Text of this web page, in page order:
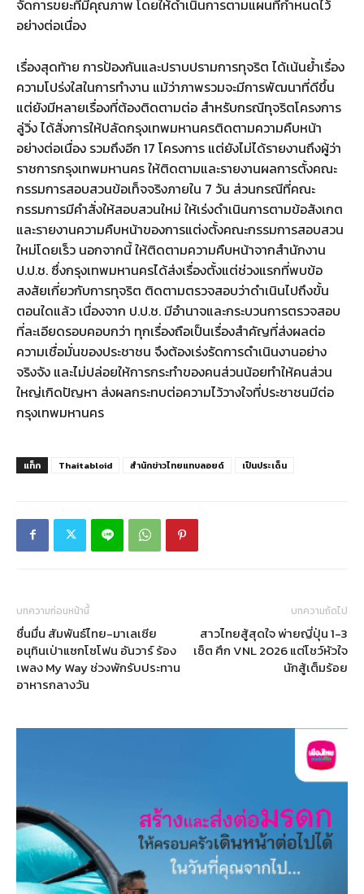
จัดการขยะที่มีคุณภาพ โดยให้ดำเนินการตามแผนที่กำหนดไว้
อย่างต่อเนื่อง
เรื่องสุดท้าย การป้องกันและปราบปรามการทุจริต ได้เน้นย้ำเรื่อง
ความโปร่งใสในการทำงาน แม้ว่าภาพรวมจะมีการพัฒนาที่ดีขึ้น
แต่ยังมีหลายเรื่องที่ต้องติดตามต่อ สำหรับกรณีทุจริตโครงการ
ลู่วิ่ง ได้สั่งการให้ปลัดกรุงเทพมหานครติดตามความคืบหน้า
อย่างต่อเนื่อง รวมถึงอีก 17 โครงการ แต่ยังไม่ได้รายงานถึงผู้ว่า
ราชการกรุงเทพมหานคร ให้ติดตามและรายงานผลการตั้งคณะ
กรรมการสอบสวนข้อเท็จจริงภายใน 7 วัน ส่วนกรณีที่คณะ
กรรมการมีคำสั่งให้สอบสวนใหม่ ให้เร่งดำเนินการตามข้อสังเกต
และรายงานความคืบหน้าของการแต่งตั้งคณะกรรมการสอบสวน
ใหม่โดยเร็ว นอกจากนี้ ให้ติดตามความคืบหน้าจากสำนักงาน
ป.ป.ช. ซึ่งกรุงเทพมหานครได้ส่งเรื่องตั้งแต่ช่วงแรกที่พบข้อ
สงสัยเกี่ยวกับการทุจริต ติดตามตรวจสอบว่าดำเนินไปถึงขั้น
ตอนใดแล้ว เนื่องจาก ป.ป.ช. มีอำนาจและกระบวนการตรวจสอบ
ที่ละเอียดรอบคอบกว่า ทุกเรื่องถือเป็นเรื่องสำคัญที่ส่งผลต่อ
ความเชื่อมั่นของประชาชน จึงต้องเร่งรัดการดำเนินงานอย่าง
จริงจัง และไม่ปล่อยให้การกระทำของคนส่วนน้อยทำให้คนส่วน
ใหญ่เกิดปัญหา ส่งผลกระทบต่อความไว้วางใจที่ประชาชนมีต่อ
กรุงเทพมหานคร
แท็ก Thaitabloid สำนักข่าวไทยแทบลอยด์ เป็นประเด็น
บทความก่อนหน้านี้
ชื่นมื่น สัมพันธ์ไทย-มาเลเซีย
อนุทินเป่าแซกโซโฟน อันวาร์ ร้อง
เพลง My Way ช่วงพักรับประทาน
อาหารกลางวัน
บทความถัดไป
สาวไทยสู้สุดใจ พ่ายญี่ปุ่น 1-3
เซ็ต ศึก VNL 2026 แต่โชว์หัวใจ
นักสู้เต็มร้อย